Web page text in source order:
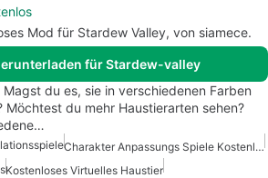
Mod für Stardew Valley, von siamece.
für Stardew-valley
du es, sie in verschiedenen Farben
Möchtest du mehr Haustierarten sehen?
Charakter Anpassungs Spiele Kostenlos
Kostenloses Virtuelles Haustier